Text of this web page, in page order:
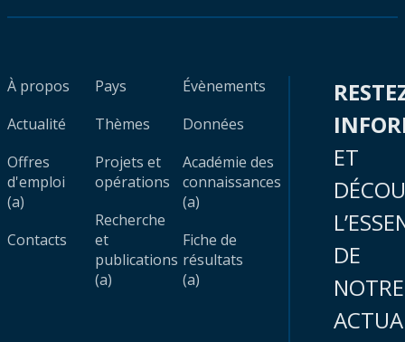
À propos
Actualité
Offres
d'emploi
(a)
Contacts
Pays
Thèmes
Projets et
opérations
Recherche
et
publications
(a)
Évènements
Données
Académie des
connaissances
(a)
Fiche de
résultats
(a)
ET
DE
NOTRE